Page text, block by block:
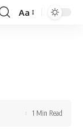
Font
Aa
1 Min Read